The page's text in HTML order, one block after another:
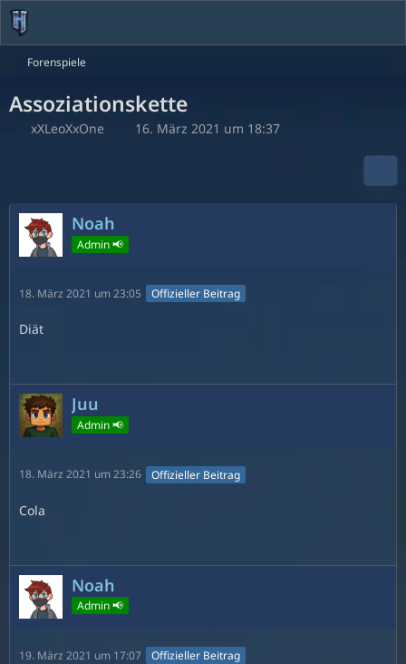
Forenspiele
Assoziationskette
xXLeoXxOne 16. März 2021 um 18:37
Noah
Admin 📢
18. März 2021 um 23:05 Offizieller Beitrag
Diät
Juu
Admin 📢
18. März 2021 um 23:26 Offizieller Beitrag
Cola
Noah
Admin 📢
19. März 2021 um 17:07 Offizieller Beitrag